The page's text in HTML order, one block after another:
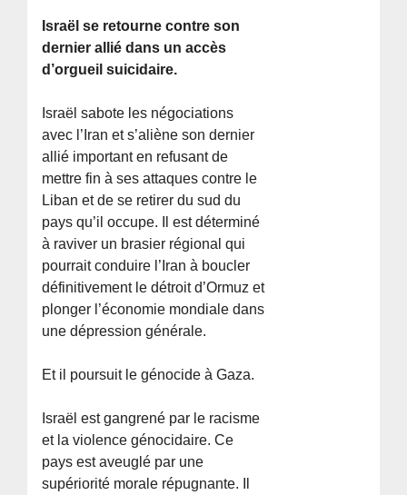
Israël se retourne contre son
dernier allié dans un accès
d’orgueil suicidaire.
Israël sabote les négociations
avec l’Iran et s’aliène son dernier
allié important en refusant de
mettre fin à ses attaques contre le
Liban et de se retirer du sud du
pays qu’il occupe. Il est déterminé
à raviver un brasier régional qui
pourrait conduire l’Iran à boucler
définitivement le détroit d’Ormuz et
plonger l’économie mondiale dans
une dépression générale.
Et il poursuit le génocide à Gaza.
Israël est gangrené par le racisme
et la violence génocidaire. Ce
pays est aveuglé par une
supériorité morale répugnante. Il